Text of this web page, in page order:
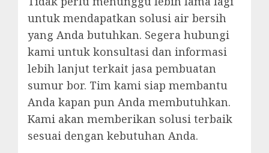
untuk mendapatkan solusi air bersih
yang Anda butuhkan. Segera hubungi
kami untuk konsultasi dan informasi
lebih lanjut terkait jasa pembuatan
sumur bor. Tim kami siap membantu
Anda kapan pun Anda membutuhkan.
Kami akan memberikan solusi terbaik
sesuai dengan kebutuhan Anda.